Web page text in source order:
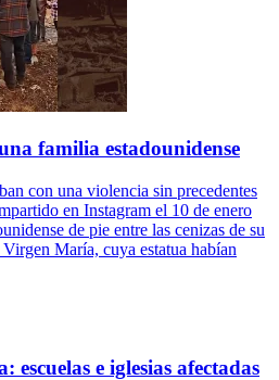
familia estadounidense
con una violencia sin precedentes
en Instagram el 10 de enero
de pie entre las cenizas de su
María, cuya estatua habían
e iglesias afectadas